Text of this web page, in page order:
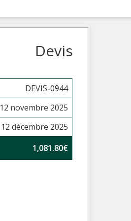
Devis
DEVIS-0944
12 novembre 2025
12 décembre 2025
1,081.80€